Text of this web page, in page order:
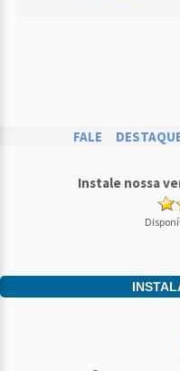
FALE
Instale nossa